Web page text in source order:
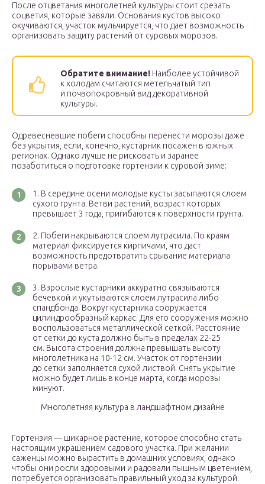
После отцветания многолетней культуры стоит срезать
соцветия, которые завяли. Основания кустов высоко
окучиваются, участок мульчируется, что дает возможность
организовать защиту растений от суровых морозов.
Обратите внимание! Наиболее устойчивой
к холодам считаются метельчатый тип
и почвопокровный вид декоративной
культуры.
Одревесневшие побеги способны перенести морозы даже
без укрытия, если, конечно, кустарник посажен в южных
регионах. Однако лучше не рисковать и заранее
позаботиться о подготовке гортензии к суровой зиме:
В середине осени молодые кусты засыпаются слоем
сухого грунта. Ветви растений, возраст которых
превышает 3 года, пригибаются к поверхности грунта.
Побеги накрываются слоем лутрасила. По краям
материал фиксируется кирпичами, что даст
возможность предотвратить срывание материала
порывами ветра.
Взрослые кустарники аккуратно связываются
бечевкой и укутываются слоем лутрасила либо
спандбонда. Вокруг кустарника сооружается
цилиндрообразный каркас. Для его сооружения можно
воспользоваться металлической сеткой. Расстояние
от сетки до куста должно быть в пределах 22-25
см. Высота строения должна превышать высоту
многолетника на 10-12 см. Участок от гортензии
до сетки заполняется сухой листвой. Снять укрытие
можно будет лишь в конце марта, когда морозы
минуют.
Многолетняя культура в ландшафтном дизайне
Гортензия — шикарное растение, которое способно стать
настоящим украшением садового участка. При желании
саженцы можно вырастить в домашних условиях, однако
чтобы они росли здоровыми и радовали пышным цветением,
потребуется организовать правильный уход за культурой.